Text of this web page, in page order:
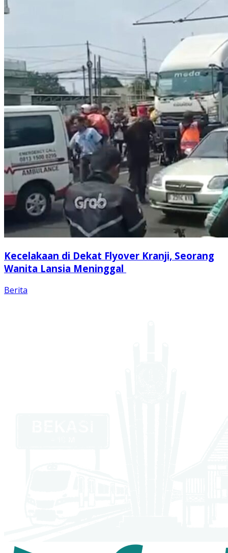
Kecelakaan di Dekat Flyover Kranji, Seorang
Wanita Lansia Meninggal
Berita